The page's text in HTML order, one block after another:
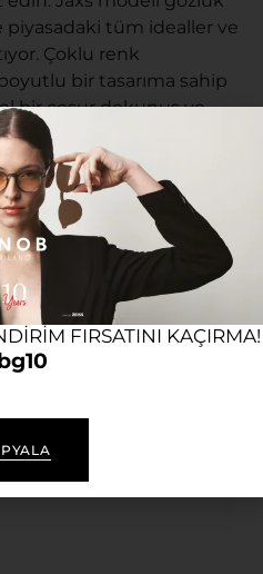
tüm idealler ve
Çoklu renk
bir tasarıma sahip
bir cesur dokunuş ve
gözlüğü
gözlüklerimizle
uygun, bir çok tarz
‘da üretilmiş VYSEN
ve lüks
gelecek.
özel gözlük bezi ile gelir.
FIRSATINI KAÇIRMA!